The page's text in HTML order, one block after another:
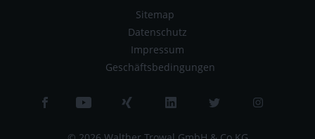
Sitemap
Datenschutz
Impressum
Geschäftsbedingungen